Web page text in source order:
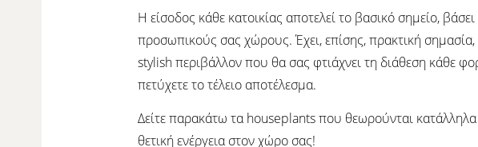
Η είσοδος κάθε κατοικίας αποτελεί το βασικό σημείο,
προσωπικούς σας χώρους. Έχει, επίσης, πρακτική
stylish περιβάλλον που θα σας φτιάχνει τη διάθεση κάθε
πετύχετε το τέλειο αποτέλεσμα.
Δείτε παρακάτω τα houseplants που θεωρούνται
θετική ενέργεια στον χώρο σας!